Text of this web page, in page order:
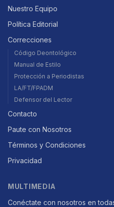
Nuestro Equipo
Política Editorial
Correcciones
Código Deontológico
Manual de Estilo
Protección a Periodistas
LA/FT/FPADM
Defensor del Lector
Contacto
Paute con Nosotros
Términos y Condiciones
Privacidad
MULTIMEDIA
Conéctate con nosotros en